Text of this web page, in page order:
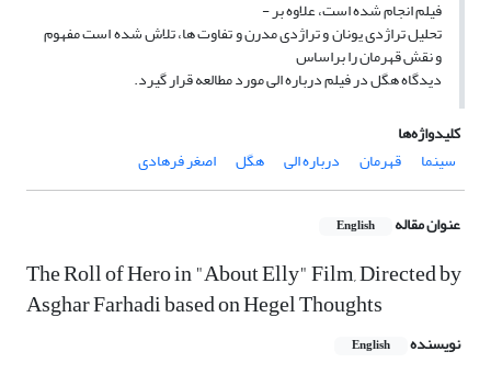
فیلم انجام شده است، علاوه بر -
تحلیل تراژدی یونان و تراژدی مدرن و تفاوت ها، تلاش شده است مفهوم
و نقش قهرمان را براساس
دیدگاه هگل در فیلم درباره الی مورد مطالعه قرار گیرد.
کلیدواژه‌ها
سینما
قهرمان درباره الی هگل اصغر فرهادی
عنوان مقاله English
The Roll of Hero in "About Elly" Film, Directed by
Asghar Farhadi based on Hegel Thoughts
نویسنده English